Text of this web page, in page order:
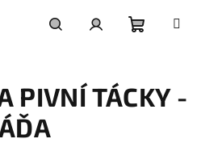
košík
PIVNÍ TÁCKY -